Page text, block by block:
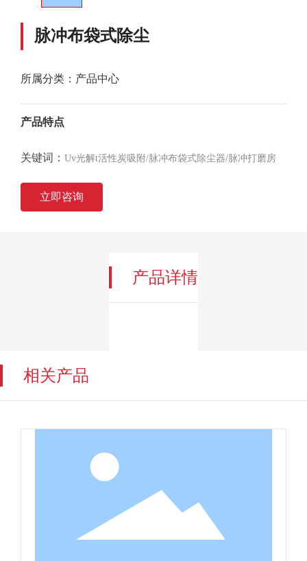
脉冲布袋式除尘
所属分类： 产品中心
产品特点
关键词： Uv光解t活性炭吸附/脉冲布袋式除尘器/脉冲打磨房
立即咨询
产品详情
相关产品